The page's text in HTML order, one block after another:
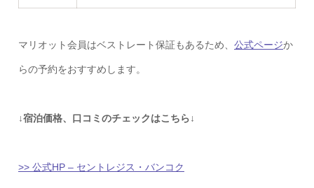
マリオット会員はベストレート保証もあるため、 公式ページか
らの予約をおすすめします。
↓宿泊価格、口コミのチェックはこちら↓
>> 公式HP – セントレジス・バンコク